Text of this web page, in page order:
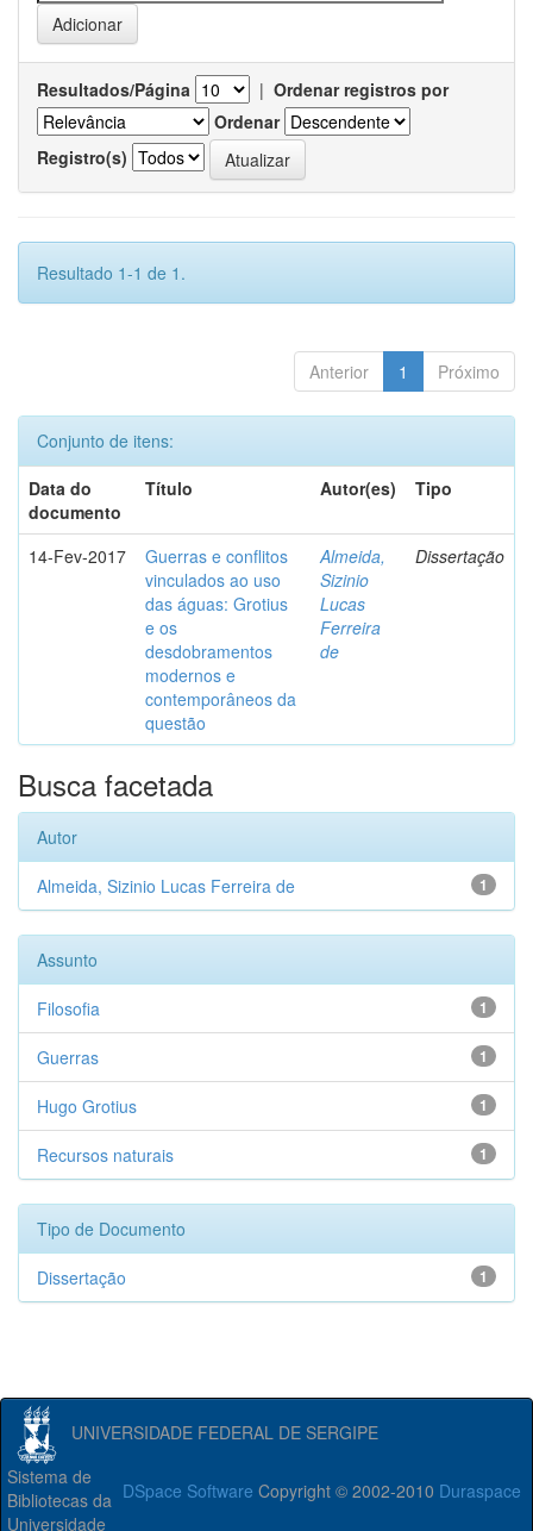
Resultados/Página | Ordenar registros por
Ordenar
Registro(s)
Resultado 1-1 de 1.
Anterior 1 Próximo
Conjunto de itens:
Data do
documento
Título Autor(es) Tipo
14-Fev-2017
Guerras e conflitos
vinculados ao uso
das águas: Grotius
e os
desdobramentos
modernos e
contemporâneos da
questão
Almeida,
Sizinio
Lucas
Ferreira
de
Dissertação
Busca facetada
Autor
1
Almeida, Sizinio Lucas Ferreira de
Assunto
1
Filosofia
1
Guerras
1
Hugo Grotius
1
Recursos naturais
Tipo de Documento
1
Dissertação
UNIVERSIDADE FEDERAL DE SERGIPE
DSpace Software Copyright © 2002-2010 Duraspace
Sistema de
Bibliotecas da
Universidade